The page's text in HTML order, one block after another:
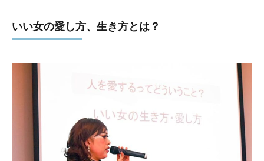
いい女の愛し方、生き方とは？